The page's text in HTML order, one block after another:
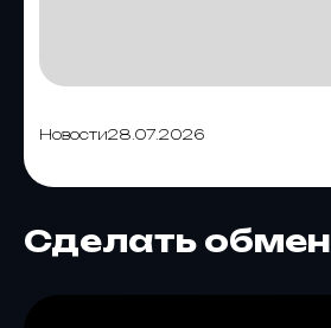
Новости28.07.2026
Сделать обмен